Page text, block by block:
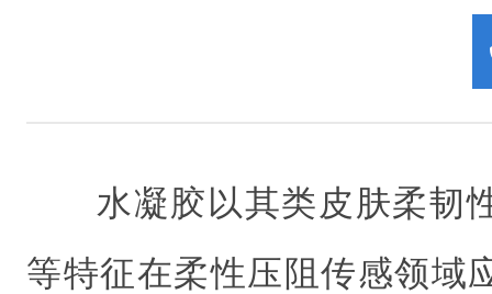
水凝胶以其类皮肤柔韧
等特征在柔性压阻传感领域